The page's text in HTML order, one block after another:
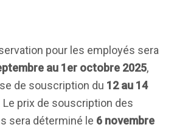
pour les employés sera
au 1er octobre 2025,
de souscription du 12 au 14
Le prix de souscription des
sera déterminé le 6 novembre